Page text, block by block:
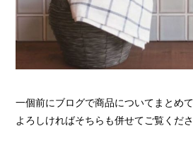
一個前にブログで商品についてまとめ
よろしければそちらも併せてご覧くだ